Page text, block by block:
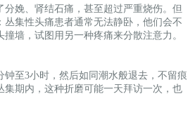
分娩、肾结石痛，甚至超过严重烧伤。但
丛集性头痛患者通常无法静卧，他们会不
墙，试图用另一种疼痛来分散注意力。
钟至3小时，然后如同潮水般退去，不留痕
集期内，这种折磨可能一天拜访一次，也